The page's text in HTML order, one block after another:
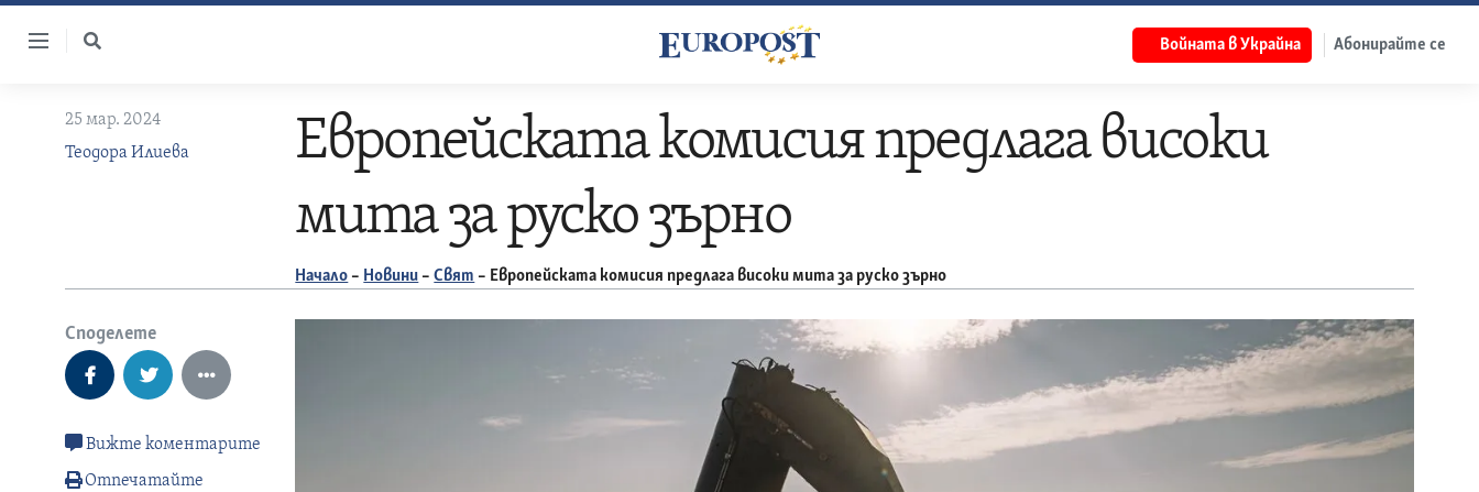
Skip
Войната в Украйна Абонирайте се
25 мар. 2024
Теодора Илиева
Европейската комисия предлага високи
мита за руско зърно
Начало – Новини –Свят – Европейската комисия предлага високи мита за руско зърно
Споделете
Вижте коментарите
Отпечатайте